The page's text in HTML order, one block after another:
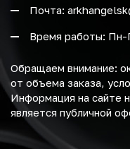
Почта:
Время работы:
Обращаем внимание:
от объема заказа,
Информация на сайте
является публичной